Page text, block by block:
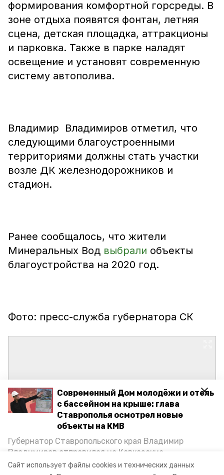
Сайт использует файлы cookies и технических данных
Современный Дом молодёжи и отель
с бассейном на крыше: глава
Ставрополья осмотрел новые
объекты на КМВ
Губернатор Ставропольского края Владимир
Владимиров отправился на Кавказские
Минеральные Воды, чтобы проинспектировать
формирования комфортной горсреды. В
зоне отдыха появятся фонтан, летняя
сцена, детская площадка, аттракционы
и парковка. Также в парке наладят
освещение и установят современную
систему автополива.
Владимир Владимиров отметил, что
следующими благоустроенными
территориями должны стать участки
возле ДК железнодорожников и
стадион.
Ранее сообщалось, что жители
Минеральных Вод выбрали объекты
благоустройства на 2020 год.
Фото: пресс-служба губернатора СК